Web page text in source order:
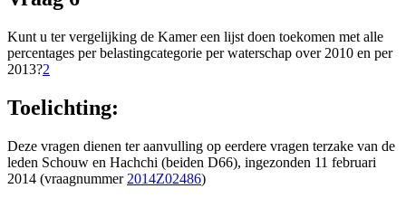
Kunt u ter vergelijking de Kamer een lijst doen toekomen met alle
percentages per belastingcategorie per waterschap over 2010 en per
2013?2
Toelichting:
Deze vragen dienen ter aanvulling op eerdere vragen terzake van de
leden Schouw en Hachchi (beiden D66), ingezonden 11 februari
2014 (vraagnummer 2014Z02486)